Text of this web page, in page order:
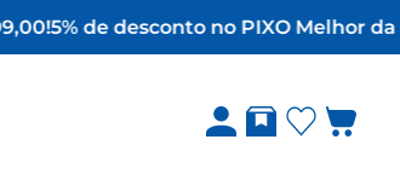
5% de desconto no PIXO Melhor da